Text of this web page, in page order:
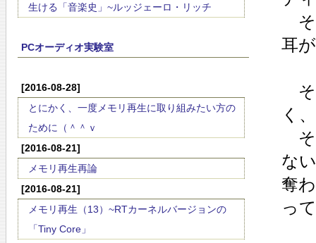
生ける「音楽史」~ルッジェーロ・リッチ
PCオーディオ実験室
[2016-08-28]
とにかく、一度メモリ再生に取り組みたい方の
ために（＾＾ｖ
[2016-08-21]
メモリ再生再論
[2016-08-21]
メモリ再生（13）~RTカーネルバージョンの
「Tiny Core」
そ
耳
そ
く
そ
な
奪
っ